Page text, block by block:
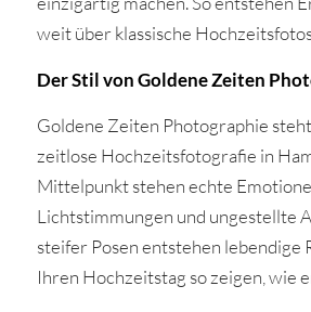
weit über klassische
Der Stil von Goldene Zeiten
Goldene Zeiten Photographie
zeitlose Hochzeitsfotografie in
Mittelpunkt stehen echte
Lichtstimmungen und ungestellte
steifer Posen entstehen lebendige
Ihren Hochzeitstag so zeigen, wie